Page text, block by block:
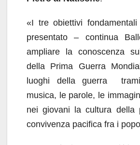
«I tre obiettivi
presentato – continua
ampliare la conoscenza
della Prima Guerra
luoghi della guerra
musica, le parole, le
nei giovani la cultura della
convivenza pacifica fra i